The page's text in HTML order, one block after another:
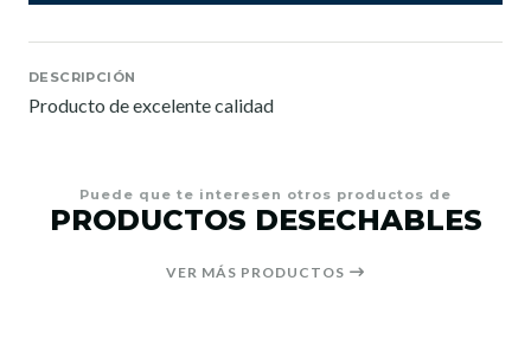
DESCRIPCIÓN
Producto de excelente calidad
Puede que te interesen otros productos de
PRODUCTOS DESECHABLES
VER MÁS PRODUCTOS